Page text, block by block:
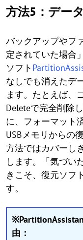
方法5：デー
バックアップやフ
定されていた場合
ソフト
なしでも消えたデ
ます。たとえば、
Deleteで完全削除
に、フォーマット
USBメモリからの
方法ではカバーし
します。「気づい
きこそ、復元ソフ
す。
由：